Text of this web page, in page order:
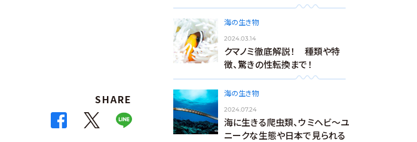
SHARE
海の生き物
2024.03.14
クマノミ徹底解説！ 種類や特
徴、驚きの性転換まで！
海の生き物
2024.07.24
海に生きる爬虫類、ウミヘビ～ユ
ニークな生態や日本で見られる